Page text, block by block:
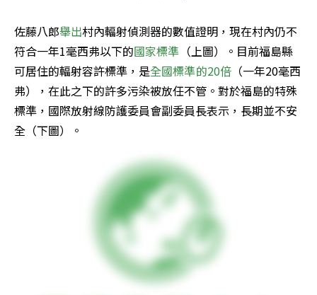
佐藤八郎舉出村內輻射偵測器的數值證明，現在村內仍不
符合一年1毫西弗以下的國家標準 （上圖）。目前福島縣
可居住的輻射容許標準，是全國標準的20倍 （一年20毫西
弗），在此之下的許多污染被放任不管。對於福島的特殊
標準，國際放射線防護委員會副委員長表示，長期並不安
全（下圖）。